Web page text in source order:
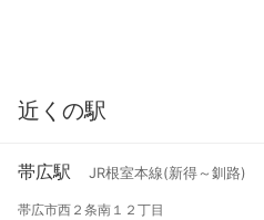
近くの駅
帯広駅 JR根室本線(新得～釧路)
帯広市西２条南１２丁目